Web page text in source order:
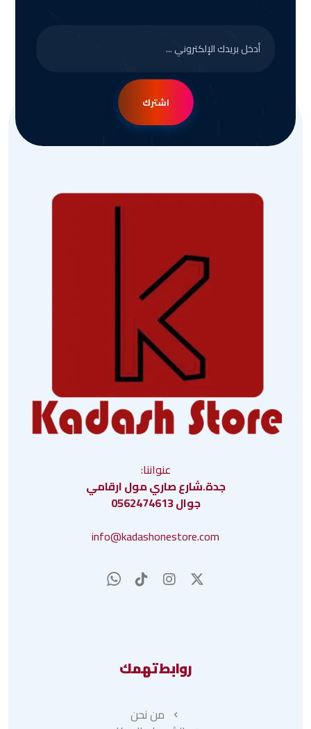
اشترك
عنواننا:
جدة.شارع صاري مول ارقامي
جوال 0562474613
info@kadashonestore.com
روابط تهمك
من نحن